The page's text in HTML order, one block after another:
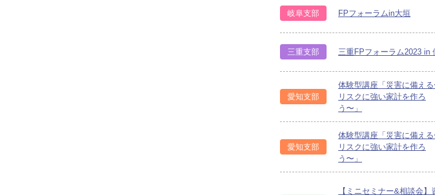
岐阜支部 FPフォーラムin大垣
三重支部 三重FPフォーラム2023 in
愛知支部
体験型講座「災害に備える
リスクに強い家計を作ろ
う〜」
愛知支部
体験型講座「災害に備える
リスクに強い家計を作ろ
う〜」
【ミニセミナー&相談会】